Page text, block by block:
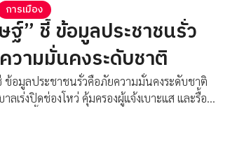
การเมือง
ฐ์” ชี้ ข้อมูลประชาชนรั่ว
วามมั่นคงระดับชาติ
ข้อมูลประชาชนรั่วคือภัยความมั่นคงระดับชาติ
าลเร่งปิดช่องโหว่ คุ้มครองผู้แจ้งเบาะแส และรื้อ